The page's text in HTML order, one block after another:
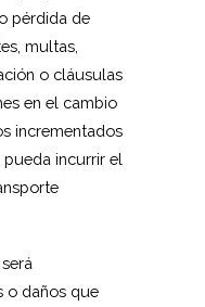
pérdida de
multas,
o cláusulas
en el cambio
incrementados
incurrir el
o daños que